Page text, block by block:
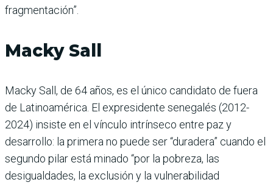
fragmentación”.
Macky Sall
Macky Sall, de 64 años, es el único candidato de fuera
de Latinoamérica. El expresidente senegalés (2012-
2024) insiste en el vínculo intrínseco entre paz y
desarrollo: la primera no puede ser “duradera” cuando el
segundo pilar está minado “por la pobreza, las
desigualdades, la exclusión y la vulnerabilidad